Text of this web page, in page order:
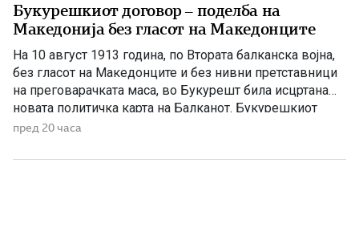
Букурешкиот договор – поделба на
Македонија без гласот на Македонците
На 10 август 1913 година, по Втората балканска војна,
без гласот на Македонците и без нивни претставници
на преговарачката маса, во Букурешт била исцртана
новата политичка карта на Балканот. Букурешкиот
договор претставува еден од најтешките настани во
била поделена меѓу соседните балкански држави, а
пред 20 часа